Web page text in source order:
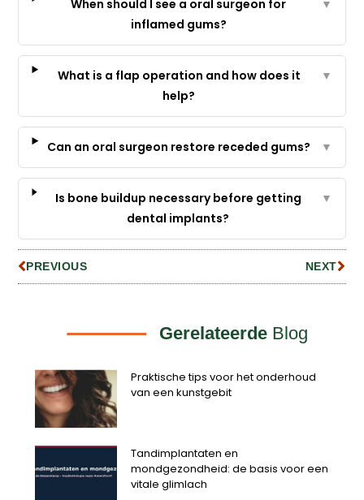
When should I see a oral surgeon for
inflamed gums?
▼
What is a flap operation and how does it
help?
▼
Can an oral surgeon restore receded gums? ▼
Is bone buildup necessary before getting
dental implants?
▼
PREVIOUS NEXT
GerelateerdeBlog
Praktische tips voor het onderhoud
van een kunstgebit
Tandimplantaten en
mondgezondheid: de basis voor een
vitale glimlach